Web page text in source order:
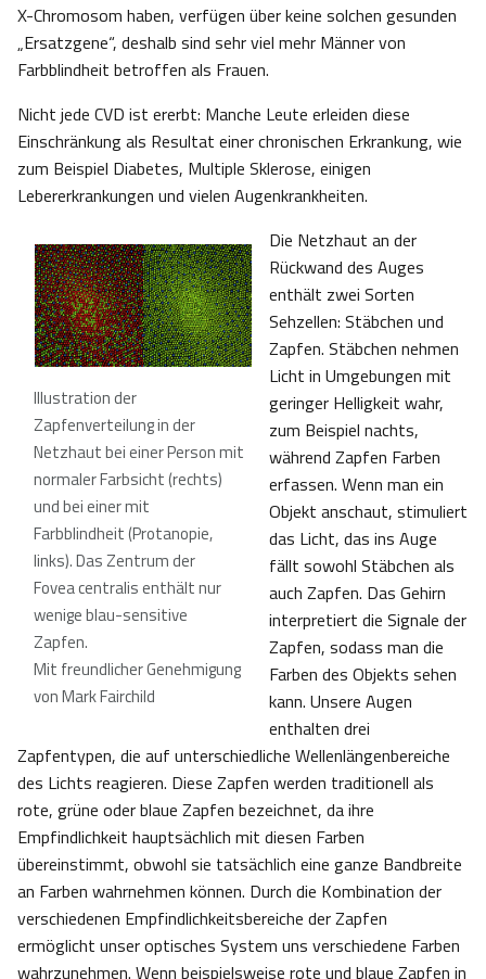
X-Chromosom haben, verfügen über keine solchen gesunden
„Ersatzgene“, deshalb sind sehr viel mehr Männer von
Farbblindheit betroffen als Frauen.
Nicht jede CVD ist ererbt: Manche Leute erleiden diese
Einschränkung als Resultat einer chronischen Erkrankung, wie
zum Beispiel Diabetes, Multiple Sklerose, einigen
Lebererkrankungen und vielen Augenkrankheiten.
Illustration der
Zapfenverteilung in der
Netzhaut bei einer Person mit
normaler Farbsicht (rechts)
und bei einer mit
Farbblindheit (Protanopie,
links). Das Zentrum der
Fovea centralis enthält nur
wenige blau-sensitive
Zapfen.
Mit freundlicher Genehmigung
von Mark Fairchild
Die Netzhaut an der
Rückwand des Auges
enthält zwei Sorten
Sehzellen: Stäbchen und
Zapfen. Stäbchen nehmen
Licht in Umgebungen mit
geringer Helligkeit wahr,
zum Beispiel nachts,
während Zapfen Farben
erfassen. Wenn man ein
Objekt anschaut, stimuliert
das Licht, das ins Auge
fällt sowohl Stäbchen als
auch Zapfen. Das Gehirn
interpretiert die Signale der
Zapfen, sodass man die
Farben des Objekts sehen
kann. Unsere Augen
enthalten drei
Zapfentypen, die auf unterschiedliche Wellenlängenbereiche
des Lichts reagieren. Diese Zapfen werden traditionell als
rote, grüne oder blaue Zapfen bezeichnet, da ihre
Empfindlichkeit hauptsächlich mit diesen Farben
übereinstimmt, obwohl sie tatsächlich eine ganze Bandbreite
an Farben wahrnehmen können. Durch die Kombination der
verschiedenen Empfindlichkeitsbereiche der Zapfen
ermöglicht unser optisches System uns verschiedene Farben
wahrzunehmen. Wenn beispielsweise rote und blaue Zapfen in